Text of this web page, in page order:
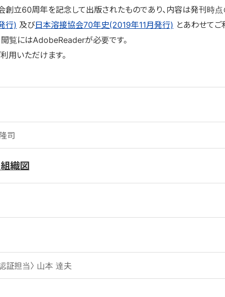
立60周年を記念して出版されたものであり、内容は発刊時点
行) 及び日本溶接協会70年史(2019年11月発行) とあわせてご
閲覧にはAdobeReaderが必要です。
用いただけます。
司
織図
証担当〉 山本 達夫